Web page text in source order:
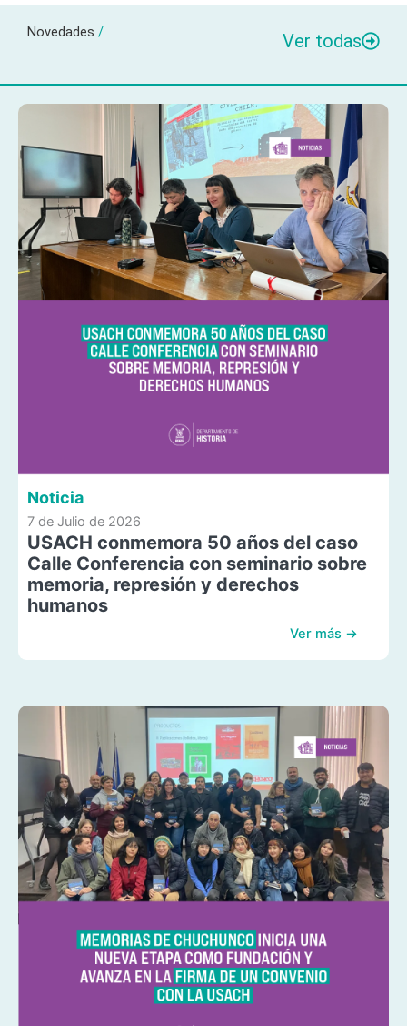
Novedades / Ver todas
Noticia
7 de Julio de 2026
USACH conmemora 50 años del caso
Calle Conferencia con seminario sobre
memoria, represión y derechos
humanos
Ver más →